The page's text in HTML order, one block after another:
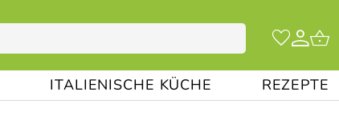
ITALIENISCHE KÜCHE REZEPTE